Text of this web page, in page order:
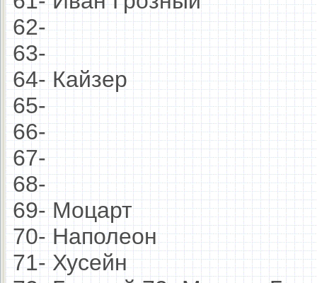
62-
63-
64- Кайзер
65-
66-
67-
68-
69- Моцарт
70- Наполеон
71- Хусейн